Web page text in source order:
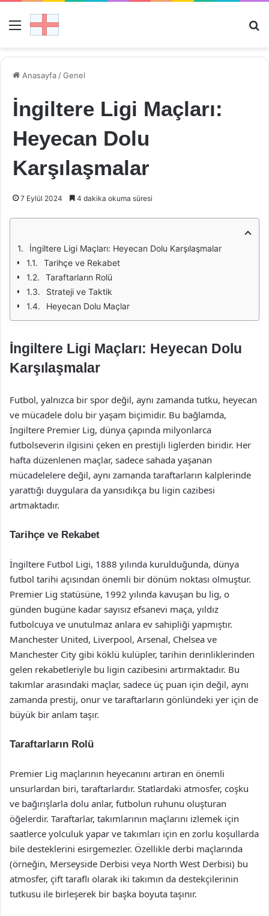
Menü
Anasayfa /Genel
İngiltere Ligi Maçları:
Heyecan Dolu
Karşılaşmalar
7 Eylül 2024 4 dakika okuma süresi
İngiltere Ligi Maçları: Heyecan Dolu Karşılaşmalar
Tarihçe ve Rekabet
Taraftarların Rolü
Strateji ve Taktik
Heyecan Dolu Maçlar
İngiltere Ligi Maçları: Heyecan Dolu
Karşılaşmalar
Futbol, yalnızca bir spor değil, aynı zamanda tutku, heyecan
ve mücadele dolu bir yaşam biçimidir. Bu bağlamda,
İngiltere Premier Lig, dünya çapında milyonlarca
futbolseverin ilgisini çeken en prestijli liglerden biridir. Her
hafta düzenlenen maçlar, sadece sahada yaşanan
mücadelelere değil, aynı zamanda taraftarların kalplerinde
yarattığı duygulara da yansıdıkça bu ligin cazibesi
artmaktadır.
Tarihçe ve Rekabet
İngiltere Futbol Ligi, 1888 yılında kurulduğunda, dünya
futbol tarihi açısından önemli bir dönüm noktası olmuştur.
Premier Lig statüsüne, 1992 yılında kavuşan bu lig, o
günden bugüne kadar sayısız efsanevi maça, yıldız
futbolcuya ve unutulmaz anlara ev sahipliği yapmıştır.
Manchester United, Liverpool, Arsenal, Chelsea ve
Manchester City gibi köklü kulüpler, tarihin derinliklerinden
gelen rekabetleriyle bu ligin cazibesini artırmaktadır. Bu
takımlar arasındaki maçlar, sadece üç puan için değil, aynı
zamanda prestij, onur ve taraftarların gönlündeki yer için de
büyük bir anlam taşır.
Taraftarların Rolü
Premier Lig maçlarının heyecanını artıran en önemli
unsurlardan biri, taraftarlardır. Statlardaki atmosfer, coşku
ve bağırışlarla dolu anlar, futbolun ruhunu oluşturan
öğelerdir. Taraftarlar, takımlarının maçlarını izlemek için
saatlerce yolculuk yapar ve takımları için en zorlu koşullarda
bile desteklerini esirgemezler. Özellikle derbi maçlarında
(örneğin, Merseyside Derbisi veya North West Derbisi) bu
atmosfer, çift taraflı olarak iki takımın da destekçilerinin
tutkusu ile birleşerek bir başka boyuta taşınır.